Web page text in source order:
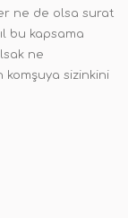
ne de olsa surat
bu kapsama
ne
komşuya sizinkini